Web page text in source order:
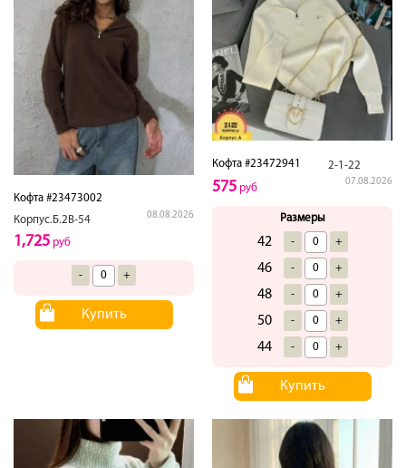
Кофта #23473002
Корпус.Б.2В-54
08.08.2026
1,725 руб
- +
Купить
Кофта #23472941 2-1-22
07.08.2026
575 руб
Размеры
42 - +
46 - +
48 - +
50 - +
44 - +
Купить